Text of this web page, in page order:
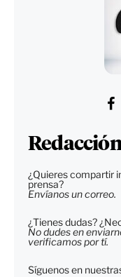
¿Quieres compartir
prensa?
Envíanos un correo.
¿Tienes dudas?
No dudes en
verificamos por tí.
Síguenos en